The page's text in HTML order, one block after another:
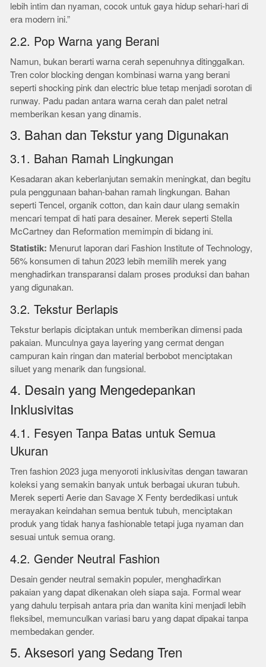
lebih intim dan nyaman, cocok untuk gaya hidup sehari-hari di
era modern ini.”
2.2. Pop Warna yang Berani
Namun, bukan berarti warna cerah sepenuhnya ditinggalkan.
Tren color blocking dengan kombinasi warna yang berani
seperti shocking pink dan electric blue tetap menjadi sorotan di
runway. Padu padan antara warna cerah dan palet netral
memberikan kesan yang dinamis.
3. Bahan dan Tekstur yang Digunakan
3.1. Bahan Ramah Lingkungan
Kesadaran akan keberlanjutan semakin meningkat, dan begitu
pula penggunaan bahan-bahan ramah lingkungan. Bahan
seperti Tencel, organik cotton, dan kain daur ulang semakin
mencari tempat di hati para desainer. Merek seperti Stella
McCartney dan Reformation memimpin di bidang ini.
Statistik: Menurut laporan dari Fashion Institute of Technology,
56% konsumen di tahun 2023 lebih memilih merek yang
menghadirkan transparansi dalam proses produksi dan bahan
yang digunakan.
3.2. Tekstur Berlapis
Tekstur berlapis diciptakan untuk memberikan dimensi pada
pakaian. Munculnya gaya layering yang cermat dengan
campuran kain ringan dan material berbobot menciptakan
siluet yang menarik dan fungsional.
4. Desain yang Mengedepankan
Inklusivitas
4.1. Fesyen Tanpa Batas untuk Semua
Ukuran
Tren fashion 2023 juga menyoroti inklusivitas dengan tawaran
koleksi yang semakin banyak untuk berbagai ukuran tubuh.
Merek seperti Aerie dan Savage X Fenty berdedikasi untuk
merayakan keindahan semua bentuk tubuh, menciptakan
produk yang tidak hanya fashionable tetapi juga nyaman dan
sesuai untuk semua orang.
4.2. Gender Neutral Fashion
Desain gender neutral semakin populer, menghadirkan
pakaian yang dapat dikenakan oleh siapa saja. Formal wear
yang dahulu terpisah antara pria dan wanita kini menjadi lebih
fleksibel, memunculkan variasi baru yang dapat dipakai tanpa
membedakan gender.
5. Aksesori yang Sedang Tren